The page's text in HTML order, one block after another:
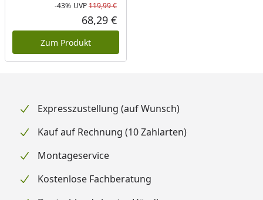
Rabatt in Prozent
-43%
Ursprünglicher Preis
UVP119,99 €
Aktueller Preis
68,29 €
Zum Produkt
Expresszustellung (auf Wunsch)
Kauf auf Rechnung (10 Zahlarten)
Montageservice
Kostenlose Fachberatung